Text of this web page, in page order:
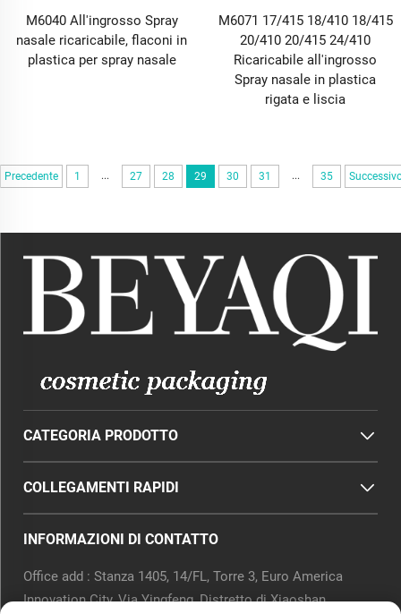
M6040 All'ingrosso Spray
nasale ricaricabile, flaconi in
plastica per spray nasale
M6071 17/415 18/410 18/415
20/410 20/415 24/410
Ricaricabile all'ingrosso
Spray nasale in plastica
rigata e liscia
Precedente 1 ... 27 28 29 30 31 ... 35
CATEGORIA PRODOTTO
COLLEGAMENTI RAPIDI
INFORMAZIONI DI CONTATTO
Office add : Stanza 1405, 14/FL, Torre 3, Euro America
Innovation City, Via Yingfeng, Distretto di Xiaoshan,